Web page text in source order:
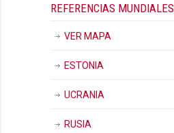
REFERENCIAS MUNDIALES
VER MAPA
ESTONIA
UCRANIA
RUSIA